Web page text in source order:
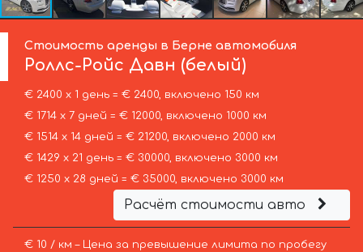
Стоимость аренды в Берне автомобиля
Роллс-Ройс Давн (белый)
€ 2400 х 1 день = € 2400, включено 150 км
€ 1714 х 7 дней = € 12000, включено 1000 км
€ 1514 х 14 дней = € 21200, включено 2000 км
€ 1429 х 21 день = € 30000, включено 3000 км
€ 1250 х 28 дней = € 35000, включено 3000 км
Расчёт стоимости авто
€ 10 / км – Цена за превышение лимита по пробегу